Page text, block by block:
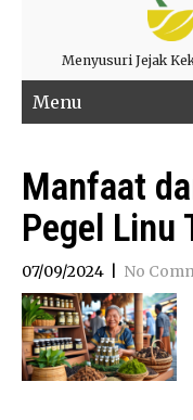
Menyusuri Jejak
Menu
Manfaat
Pegel Linu
07/09/2024
No